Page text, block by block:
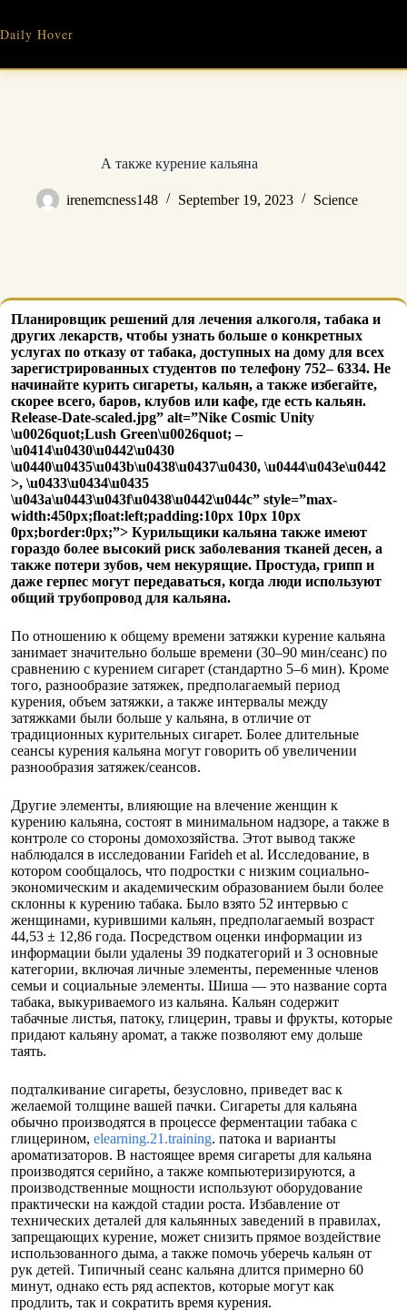
content
Daily Hover
А также курение кальяна
irenemcness148 September 19, 2023 Science
Планировщик решений для лечения алкоголя, табака и
других лекарств, чтобы узнать больше о конкретных
услугах по отказу от табака, доступных на дому для всех
зарегистрированных студентов по телефону 752– 6334. Не
начинайте курить сигареты, кальян, а также избегайте,
скорее всего, баров, клубов или кафе, где есть кальян.
Release-Date-scaled.jpg” alt=”Nike Cosmic Unity
\u0026quot;Lush Green\u0026quot; –
\u0414\u0430\u0442\u0430
\u0440\u0435\u043b\u0438\u0437\u0430, \u0444\u043e\u0442
>, \u0433\u0434\u0435
\u043a\u0443\u043f\u0438\u0442\u044c” style=”max-
width:450px;float:left;padding:10px 10px 10px
0px;border:0px;”> Курильщики кальяна также имеют
гораздо более высокий риск заболевания тканей десен, а
также потери зубов, чем некурящие. Простуда, грипп и
даже герпес могут передаваться, когда люди используют
общий трубопровод для кальяна.
По отношению к общему времени затяжки курение кальяна
занимает значительно больше времени (30–90 мин/сеанс) по
сравнению с курением сигарет (стандартно 5–6 мин). Кроме
того, разнообразие затяжек, предполагаемый период
курения, объем затяжки, а также интервалы между
затяжками были больше у кальяна, в отличие от
традиционных курительных сигарет. Более длительные
сеансы курения кальяна могут говорить об увеличении
разнообразия затяжек/сеансов.
Другие элементы, влияющие на влечение женщин к
курению кальяна, состоят в минимальном надзоре, а также в
контроле со стороны домохозяйства. Этот вывод также
наблюдался в исследовании Farideh et al. Исследование, в
котором сообщалось, что подростки с низким социально-
экономическим и академическим образованием были более
склонны к курению табака. Было взято 52 интервью с
женщинами, курившими кальян, предполагаемый возраст
44,53 ± 12,86 года. Посредством оценки информации из
информации были удалены 39 подкатегорий и 3 основные
категории, включая личные элементы, переменные членов
семьи и социальные элементы. Шиша — это название сорта
табака, выкуриваемого из кальяна. Кальян содержит
табачные листья, патоку, глицерин, травы и фрукты, которые
придают кальяну аромат, а также позволяют ему дольше
таять.
подталкивание сигареты, безусловно, приведет вас к
желаемой толщине вашей пачки. Сигареты для кальяна
обычно производятся в процессе ферментации табака с
глицерином, elearning.21.training. патока и варианты
ароматизаторов. В настоящее время сигареты для кальяна
производятся серийно, а также компьютеризируются, а
производственные мощности используют оборудование
практически на каждой стадии роста. Избавление от
технических деталей для кальянных заведений в правилах,
запрещающих курение, может снизить прямое воздействие
использованного дыма, а также помочь уберечь кальян от
рук детей. Типичный сеанс кальяна длится примерно 60
минут, однако есть ряд аспектов, которые могут как
продлить, так и сократить время курения.